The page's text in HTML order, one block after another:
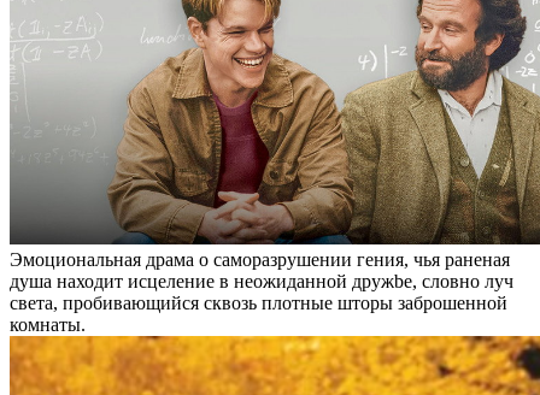
Эмоциональная драма о саморазрушении гения, чья раненая
душа находит исцеление в неожиданной дружbe, словно луч
света, пробивающийся сквозь плотные шторы заброшенной
комнаты.